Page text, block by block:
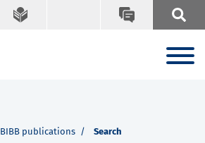
BIBB publications Search